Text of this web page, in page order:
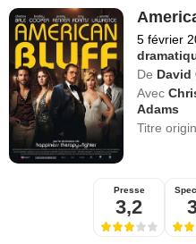
5 février
De David
Avec
Adams
Titre
Presse
3,2